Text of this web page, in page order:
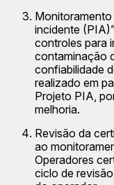
incidente
controles para
contaminação
confiabilidade
realizado em
Projeto PIA,
melhoria.
Revisão da
ao
Operadores
ciclo de